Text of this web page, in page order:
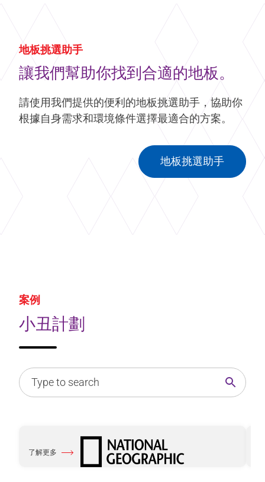
地板挑選助手
讓我們幫助你找到合適的地板。
請使用我們提供的便利的地板挑選助手，協助你
根據自身需求和環境條件選擇最適合的方案。
地板挑選助手
案例
小丑計劃
了解更多
關於 National Geographic with e2k